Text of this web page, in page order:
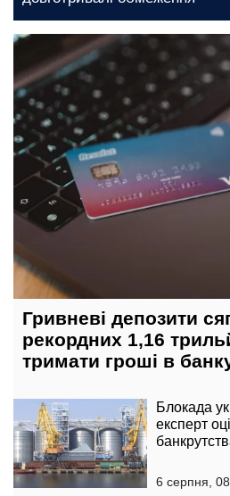
вчора, 18:30
Гривневі депозити
рекордних 1,16
тримати гроші в
Блокада
експерт
6 серпня,